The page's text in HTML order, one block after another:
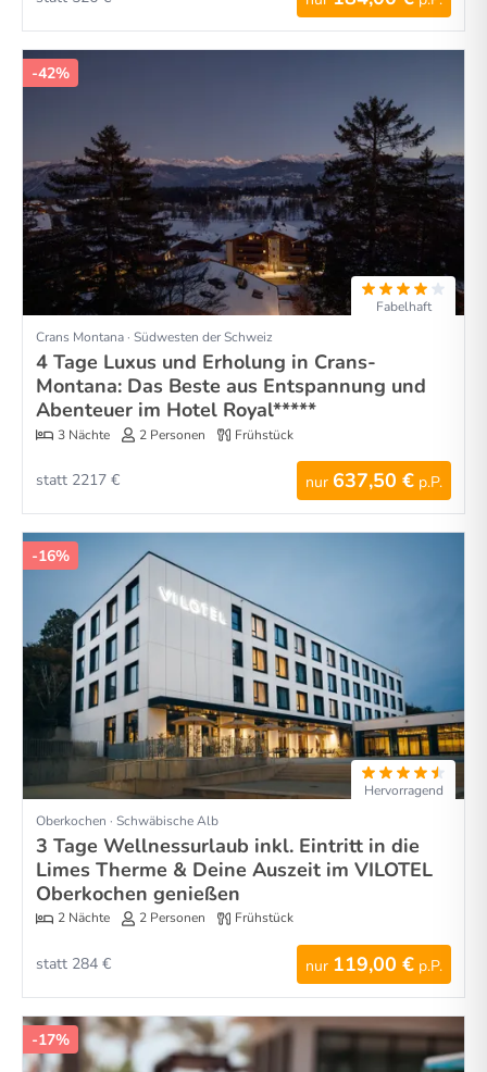
-42%
Fabelhaft
Crans Montana · Südwesten der Schweiz
4 Tage Luxus und Erholung in Crans-
Montana: Das Beste aus Entspannung und
Abenteuer im Hotel Royal*****
3 Nächte 2 Personen Frühstück
nur 637,50 € p.P.
statt 2217 €
-16%
Hervorragend
Oberkochen · Schwäbische Alb
3 Tage Wellnessurlaub inkl. Eintritt in die
Limes Therme & Deine Auszeit im VILOTEL
Oberkochen genießen
2 Nächte 2 Personen Frühstück
nur 119,00 € p.P.
statt 284 €
-17%